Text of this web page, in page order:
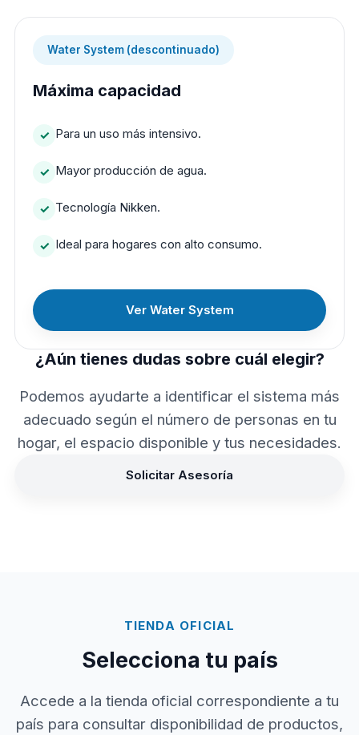
Water System (descontinuado)
Máxima capacidad
Para un uso más intensivo.
Mayor producción de agua.
Tecnología Nikken.
Ideal para hogares con alto consumo.
Ver Water System
¿Aún tienes dudas sobre cuál elegir?
Podemos ayudarte a identificar el sistema más
adecuado según el número de personas en tu
hogar, el espacio disponible y tus necesidades.
Solicitar Asesoría
TIENDA OFICIAL
Selecciona tu país
Accede a la tienda oficial correspondiente a tu
país para consultar disponibilidad de productos,